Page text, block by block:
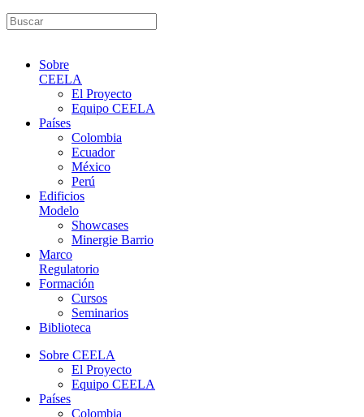
Sobre
CEELA
El Proyecto
Equipo CEELA
Países
Colombia
Ecuador
México
Perú
Edificios
Modelo
Showcases
Minergie Barrio
Marco
Regulatorio
Formación
Cursos
Seminarios
Biblioteca
Sobre CEELA
El Proyecto
Equipo CEELA
Países
Colombia